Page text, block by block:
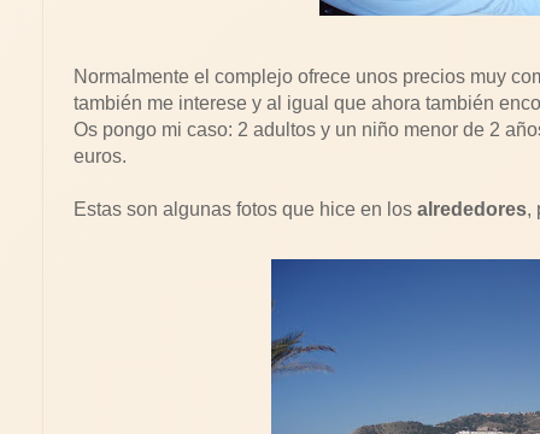
Normalmente el complejo ofrece unos precios muy
también me interese y al igual que ahora también
Os pongo mi caso: 2 adultos y un niño menor de 2
euros.
Estas son algunas fotos que hice en los alrededores,